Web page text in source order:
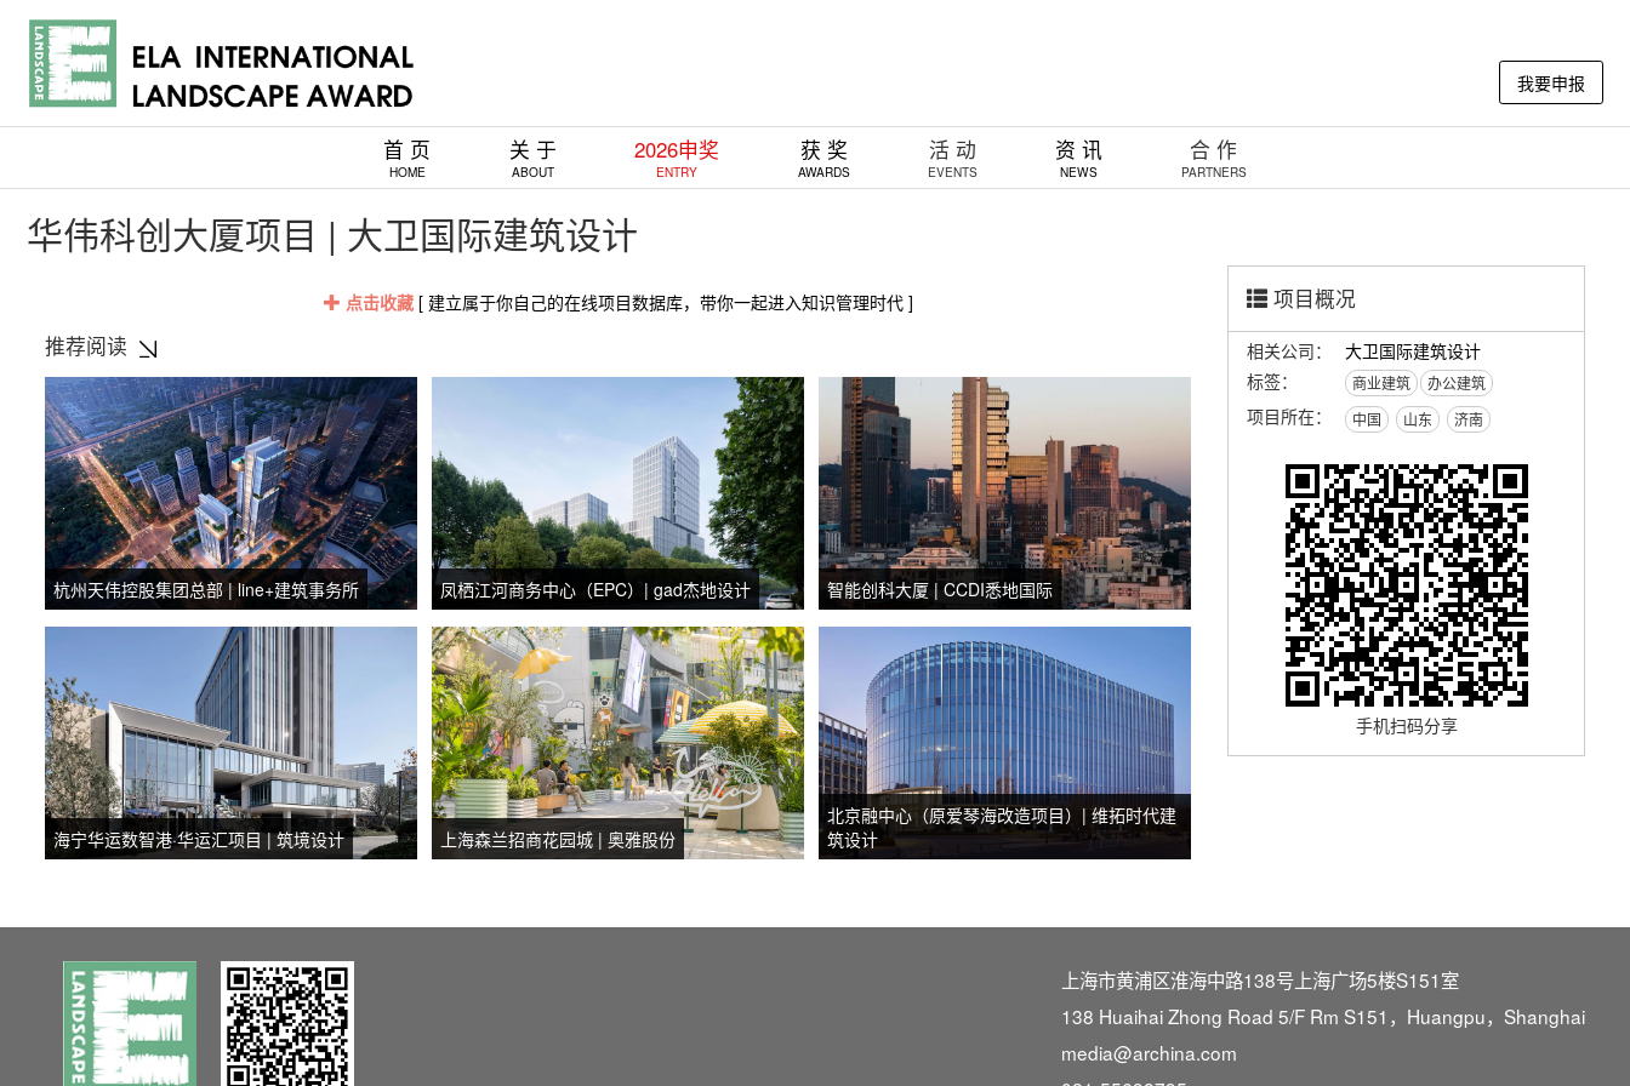
我要申报
首 页
HOME
关 于
ABOUT
2026申奖
ENTRY
获 奖
AWARDS
活 动
EVENTS
资 讯
NEWS
合 作
PARTNERS
华伟科创大厦项目 | 大卫国际建筑设计
点击收藏[ 建立属于你自己的在线项目数据库，带你一起进入知识管理时代 ]
推荐阅读
杭州天伟控股集团总部 | line+建筑事务所 凤栖江河商务中心（EPC）| gad杰地设计 智能创科大厦 | CCDI悉地国际
海宁华运数智港·华运汇项目 | 筑境设计 上海森兰招商花园城 | 奥雅股份
北京融中心（原爱琴海改造项目）| 维拓时代建
筑设计
项目概况
相关公司：
大卫国际建筑设计
标签：
商业建筑 办公建筑
项目所在： 中国 山东 济南
手机扫码分享
上海市黄浦区淮海中路138号上海广场5楼S151室
138 Huaihai Zhong Road 5/F Rm S151，Huangpu，Shanghai
media@archina.com